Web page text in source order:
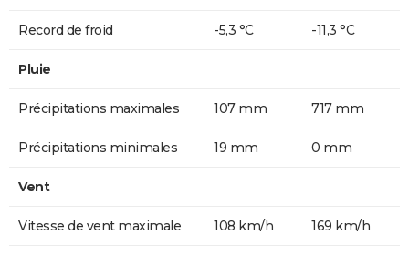
Record de froid -5,3 °C -11,3 °C
Pluie
Précipitations maximales 107 mm 717 mm
Précipitations minimales 19 mm 0 mm
Vent
Vitesse de vent maximale 108 km/h 169 km/h